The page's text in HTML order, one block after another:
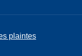
plaintes